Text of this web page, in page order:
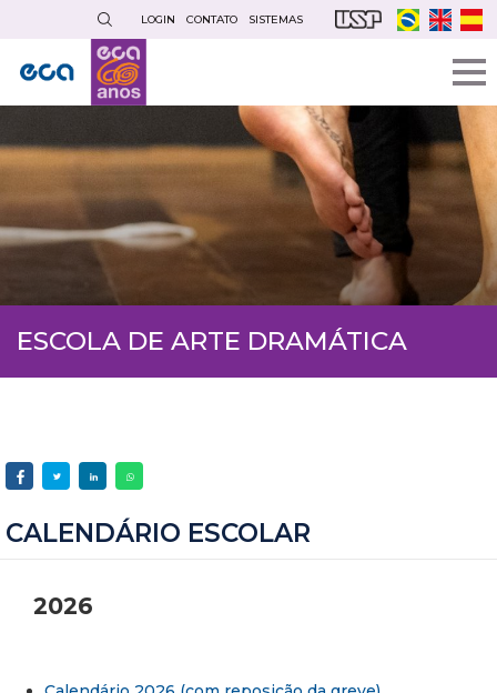
conteúdo
principal
LOGIN CONTATO SISTEMAS
ESCOLA DE ARTE DRAMÁTICA
CALENDÁRIO ESCOLAR
2026